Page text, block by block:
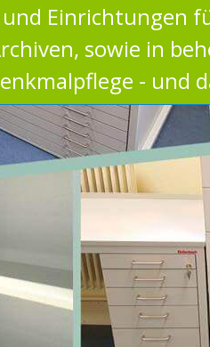
Einrichtungen
sowie in
- und